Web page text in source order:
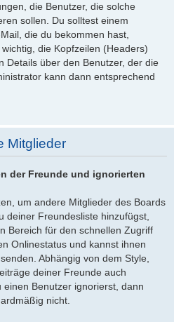
die Benutzer, die solche
sollen. Du solltest einem
die du bekommen hast,
die Kopfzeilen (Headers)
Details über den Benutzer, der die
kann dann entsprechend
Mitglieder
der Freunde und ignorierten
um andere Mitglieder des Boards
deiner Freundesliste hinzufügst,
Bereich für den schnellen Zugriff
Onlinestatus und kannst ihnen
Abhängig von dem Style,
deiner Freunde auch
Benutzer ignorierst, dann
nicht.